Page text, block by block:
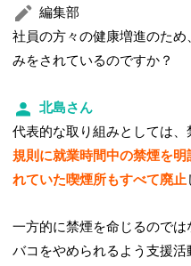
編集部
社員の方々の健康増進のた
みをされているのですか？
北島さん
代表的な取り組みとしては
規則に就業時間中の禁煙を
れていた喫煙所もすべて廃止
一方的に禁煙を命じるので
バコをやめられるよう支援